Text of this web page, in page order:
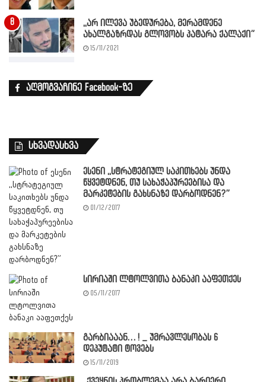
,,არ ილევა უბედურება, მერამდენე
ახალგაზრდას გლოვობს პატარა ქალაქი”
15/11/2021
აღმოგვაჩინე Facebook-ზე
სხვადასხვა
ესენი ,,სტრატეგიულ საკითხებს უნდა
წყვეტდნენ, თუ სახაჭაპურეებისა და
მარკეტების გახსნაზე დარბოდნენ?”
01/12/2017
სირიაში ლტოლვითა ბანაკი ააფეთქეს
05/11/2017
გარბიააან… ! _ უმრავლესობას 6
დეპუტატი ტოვებს
15/11/2019